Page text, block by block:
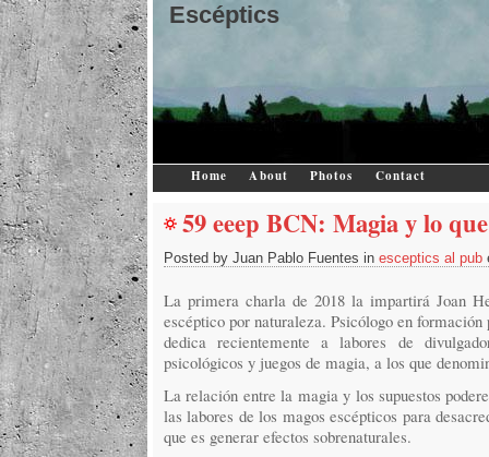
Escéptics
Home About Photos Contact
59 eeep BCN: Magia y lo
Posted by Juan Pablo Fuentes in esceptics al pub
La primera charla de 2018 la impartirá Joan
escéptico por naturaleza. Psicólogo en
dedica recientemente a labores de
psicológicos y juegos de magia, a los que
La relación entre la magia y los supuestos
las labores de los magos escépticos para
que es generar efectos sobrenaturales.